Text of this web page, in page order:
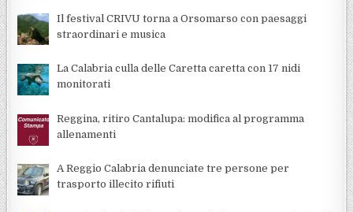
Il festival CRIVU torna a Orsomarso con paesaggi
straordinari e musica
La Calabria culla delle Caretta caretta con 17 nidi
monitorati
Reggina, ritiro Cantalupa: modifica al programma
allenamenti
A Reggio Calabria denunciate tre persone per
trasporto illecito rifiuti